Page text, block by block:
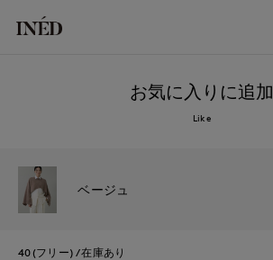
お気に入りに追加
Like
ベージュ
40(フリー) 在庫あり